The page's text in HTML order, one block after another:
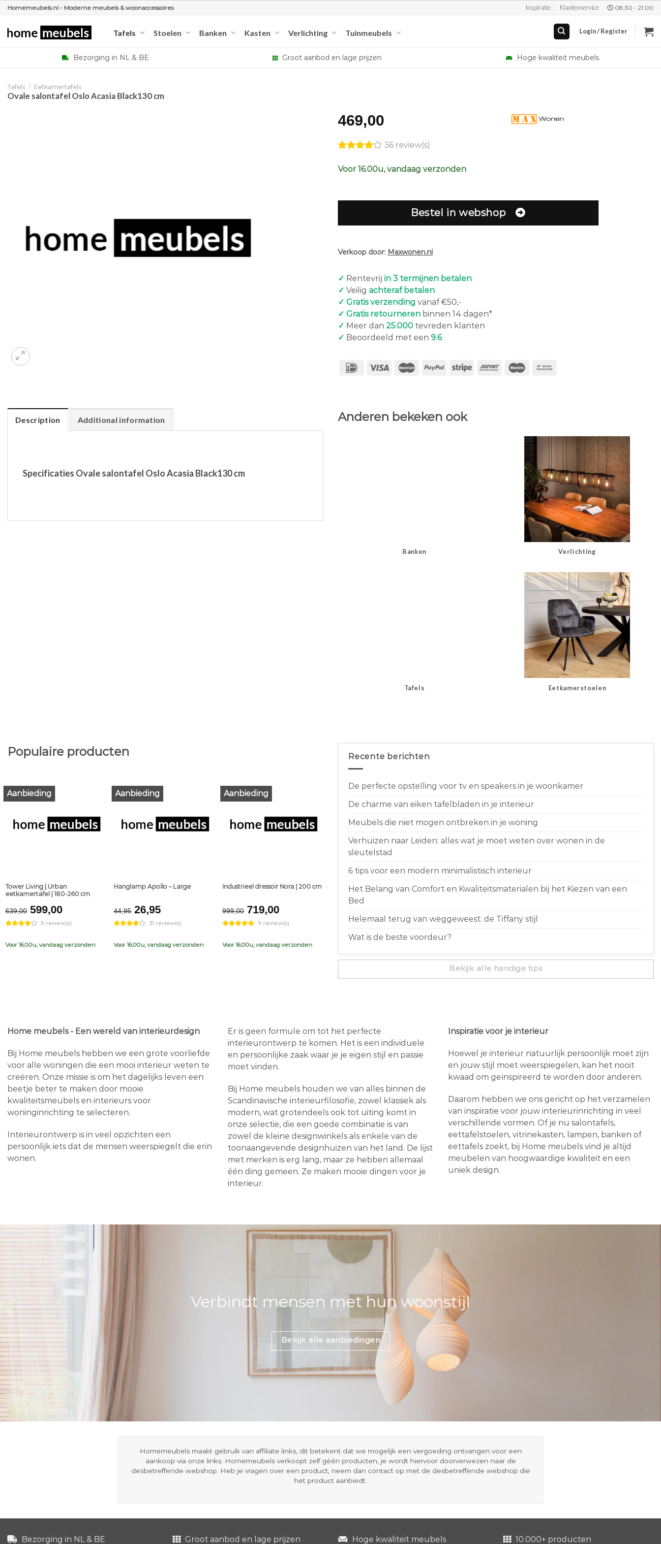
Ga
inhoud
Homemeubels.nl - Moderne meubels & woonaccessoires Inspiratie Klantenservice 08:30 - 21:00
Tafels Stoelen Banken Kasten Verlichting Tuinmeubels Login / Register
Bezorging in NL & BE Groot aanbod en lage prijzen Hoge kwaliteit meubels
Tafels / Eetkamertafels
Ovale salontafel Oslo Acasia Black130 cm
469,00
36 review(s)
Voor 16.00u, vandaag verzonden
Bestel in webshop
Verkoop door: Maxwonen.nl
✓ Rentevrij in 3 termijnen betalen
✓ Veilig achteraf betalen
✓ Gratis verzending vanaf €50,-
✓ Gratis retourneren binnen 14 dagen*
✓ Meer dan 25.000 tevreden klanten
✓ Beoordeeld met een 9.6
Description Additional information
Specificaties Ovale salontafel Oslo Acasia Black130 cm
Anderen bekeken ook
Banken Verlichting
Tafels Eetkamerstoelen
Populaire producten
Aanbieding
Tower Living | Urban
eetkamertafel | 180-260 cm
639,00 Original
price
was:
€639,00.
599,00Current
price
is:
€599,00.
9 review(s)
Voor 16.00u, vandaag verzonden
Aanbieding
Hanglamp Apollo – Large
44,95 Original
price
was:
€44,95.
26,95Current
price
is:
€26,95.
31 review(s)
Voor 16.00u, vandaag verzonden
Aanbieding
Industrieel dressoir Nora | 200 cm
999,00 Original
price
was:
€999,00.
719,00Current
price
is:
€719,00.
9 review(s)
Voor 16.00u, vandaag verzonden
Recente berichten
De perfecte opstelling voor tv en speakers in je woonkamer
De charme van eiken tafelbladen in je interieur
Meubels die niet mogen ontbreken in je woning
Verhuizen naar Leiden: alles wat je moet weten over wonen in de
sleutelstad
6 tips voor een modern minimalistisch interieur
Het Belang van Comfort en Kwaliteitsmaterialen bij het Kiezen van een
Bed
Helemaal terug van weggeweest: de Tiffany stijl
Wat is de beste voordeur?
Bekijk alle handige tips
Home meubels - Een wereld van interieurdesign
Bij Home meubels hebben we een grote voorliefde
voor alle woningen die een mooi interieur weten te
creëren. Onze missie is om het dagelijks leven een
beetje beter te maken door mooie
kwaliteitsmeubels en interieurs voor
woninginrichting te selecteren.
Interieurontwerp is in veel opzichten een
persoonlijk iets dat de mensen weerspiegelt die erin
wonen.
Er is geen formule om tot het perfecte
interieurontwerp te komen. Het is een individuele
en persoonlijke zaak waar je je eigen stijl en passie
moet vinden.
Bij Home meubels houden we van alles binnen de
Scandinavische interieurfilosofie, zowel klassiek als
modern, wat grotendeels ook tot uiting komt in
onze selectie, die een goede combinatie is van
zowel de kleine designwinkels als enkele van de
toonaangevende designhuizen van het land. De lijst
met merken is erg lang, maar ze hebben allemaal
één ding gemeen. Ze maken mooie dingen voor je
interieur.
Inspiratie voor je interieur
Hoewel je interieur natuurlijk persoonlijk moet zijn
en jouw stijl moet weerspiegelen, kan het nooit
kwaad om geïnspireerd te worden door anderen.
Daarom hebben we ons gericht op het verzamelen
van inspiratie voor jouw interieurinrichting in veel
verschillende vormen. Of je nu salontafels,
eettafelstoelen, vitrinekasten, lampen, banken of
eettafels zoekt, bij Home meubels vind je altijd
meubelen van hoogwaardige kwaliteit en een
uniek design.
Verbindt mensen met hun woonstijl
Bekijk alle aanbiedingen
Homemeubels maakt gebruik van affiliate links, dit betekent dat we mogelijk een vergoeding ontvangen voor een
aankoop via onze links. Homemeubels verkoopt zelf géén producten, je wordt hiervoor doorverwezen naar de
desbetreffende webshop. Heb je vragen over een product, neem dan contact op met de desbetreffende webshop die
het product aanbiedt.
Bezorging in NL & BE Groot aanbod en lage prijzen Hoge kwaliteit meubels 10.000+ producten